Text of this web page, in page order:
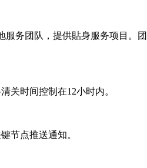
务团队，提供貼身服务项目。
关时间控制在12小时内。
节点推送通知。